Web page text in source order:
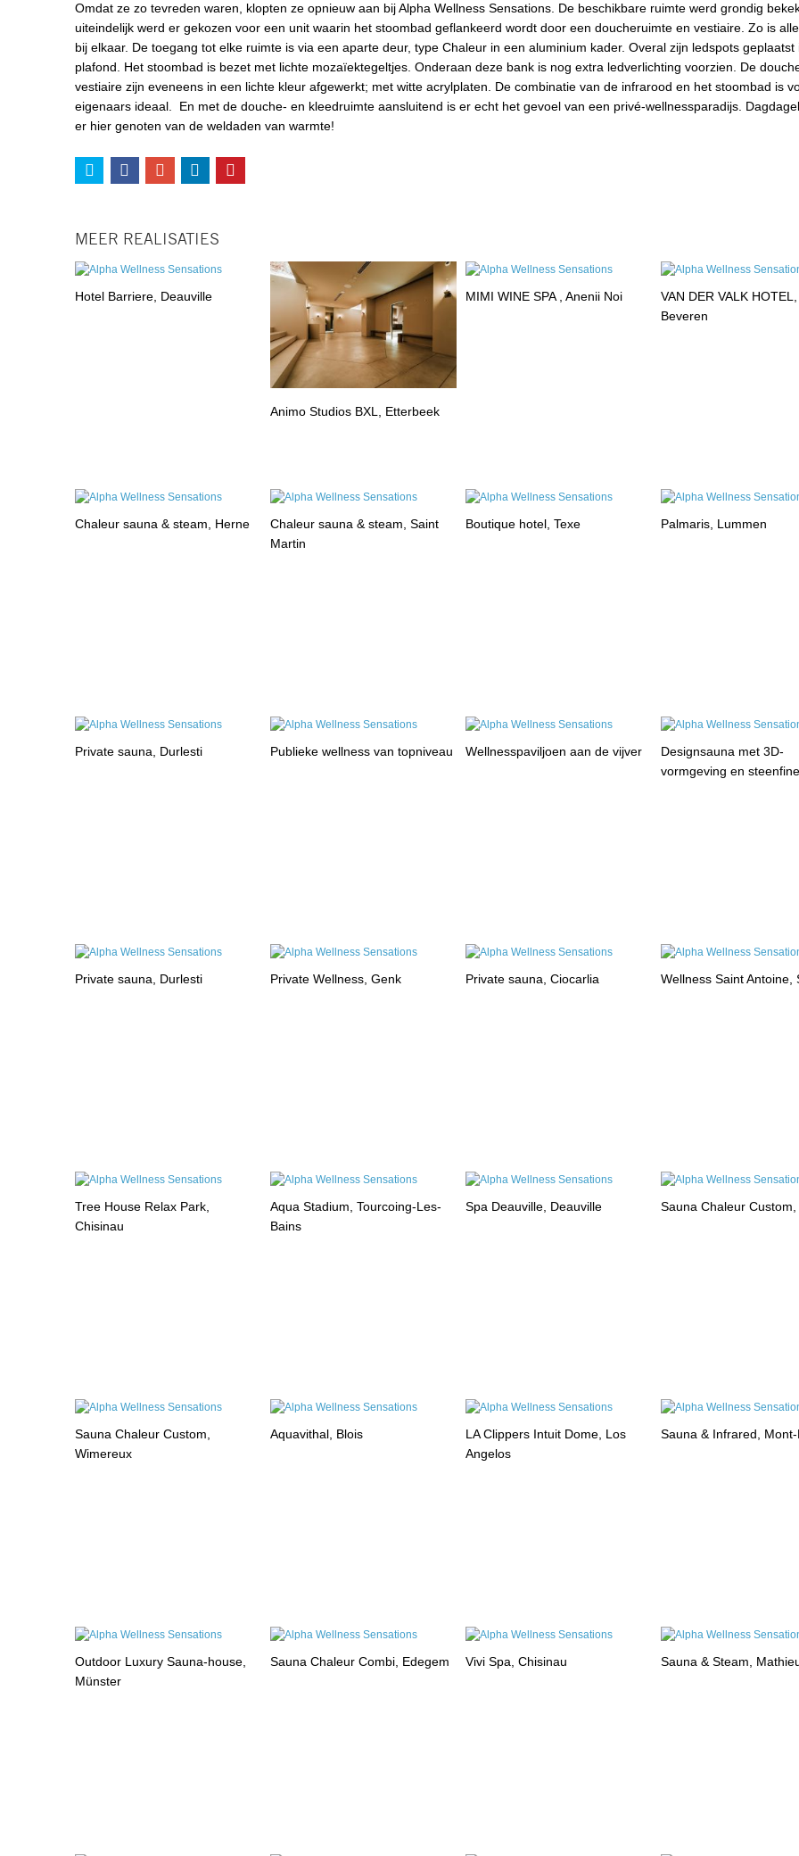
Omdat ze zo tevreden waren, klopten ze opnieuw aan bij Alpha Wellness Sensations. De beschikbare ruimte werd grondig
uiteindelijk werd er gekozen voor een unit waarin het stoombad geflankeerd wordt door een doucheruimte en vestiaire. Zo is
bij elkaar. De toegang tot elke ruimte is via een aparte deur, type Chaleur in een aluminium kader. Overal zijn ledspots geplaatst
plafond. Het stoombad is bezet met lichte mozaïektegeltjes. Onderaan deze bank is nog extra ledverlichting voorzien. De
vestiaire zijn eveneens in een lichte kleur afgewerkt; met witte acrylplaten. De combinatie van de infrarood en het stoombad is
eigenaars ideaal. En met de douche- en kleedruimte aansluitend is er echt het gevoel van een privé-wellnessparadijs.
er hier genoten van de weldaden van warmte!
MEER REALISATIES
Hotel Barriere, Deauville
Animo Studios BXL, Etterbeek
MIMI WINE SPA , Anenii Noi
VAN DER VALK HOTEL,
Beveren
Chaleur sauna & steam, Herne
Chaleur sauna & steam, Saint
Martin
Boutique hotel, Texe Palmaris, Lummen
Private sauna, Durlesti Publieke wellness van topniveau Wellnesspaviljoen aan de vijver
Designsauna met 3D-
vormgeving en
Private sauna, Durlesti Private Wellness, Genk Private sauna, Ciocarlia Wellness Saint Antoine,
Tree House Relax Park,
Chisinau
Aqua Stadium, Tourcoing-Les-
Bains
Spa Deauville, Deauville Sauna Chaleur
Sauna Chaleur Custom,
Wimereux
Aquavithal, Blois
LA Clippers Intuit Dome, Los
Angelos
Sauna & Infrared,
Outdoor Luxury Sauna-house,
Münster
Sauna Chaleur Combi, Edegem Vivi Spa, Chisinau Sauna & Steam,